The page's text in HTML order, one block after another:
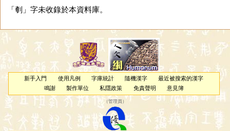
「剦」字未收錄於本資料庫。
新手入門 使用凡例 字庫統計 隨機漢字
最近被搜索的漢字
鳴謝
製作單位 私隱政策 免責聲明 意見簿
（管理員 ）